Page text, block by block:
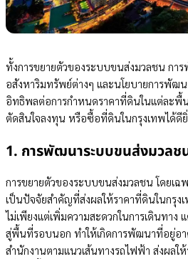
ทั้งการขยายตัวของระบบขนส่งมวลชน การ
อสังหาริมทรัพย์ต่างๆ และนโยบายการพัฒ
อิทธิพลต่อการกำหนดราคาที่ดินในแต่ละพื้
ตัดสินใจลงทุน หรือซื้อที่ดินในกรุงเทพได้ดี
1. การพัฒนาระบบขนส่งมวลช
การขยายตัวของระบบขนส่งมวลชน โดยเฉ
เป็นปัจจัยสำคัญที่ส่งผลให้ราคาที่ดินในกรุ
ไม่เพียงแต่เพิ่มความสะดวกในการเดินทาง
สู่พื้นที่รอบนอก ทำให้เกิดการพัฒนาที่อยู่อา
สำนักงานตามแนวเส้นทางรถไฟฟ้า ส่งผลใ